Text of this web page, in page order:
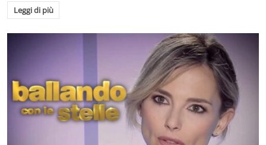
Leggi di più